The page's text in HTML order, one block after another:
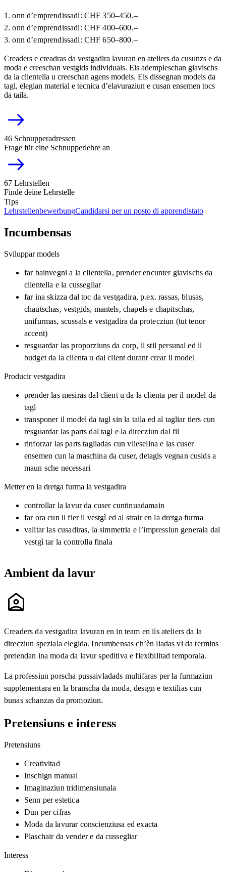
1. onn d’emprendissadi: CHF 350–450.–
2. onn d’emprendissadi: CHF 400–600.–
3. onn d’emprendissadi: CHF 650–800.–
Creaders e creadras da vestgadira lavuran en ateliers da cusunzs e da
moda e creeschan vestgids individuals. Els adempleschan giavischs
da la clientella u creeschan agens models. Els dissegnan models da
tagl, elegian material e tecnica d’elavuraziun e cusan ensemen tocs
da taila.
46 Schnupperadressen
Frage für eine Schnupperlehre an
67 Lehrstellen
Finde deine Lehrstelle
Tips
LehrstellenbewerbungCandidarsi per un posto di apprendistato
Incumbensas
Sviluppar models
far bainvegni a la clientella, prender encunter giavischs da
clientella e la cussegliar
far ina skizza dal toc da vestgadira, p.ex. rassas, blusas,
chautschas, vestgids, mantels, chapels e chapitschas,
unifurmas, scussals e vestgadira da protecziun (tut tenor
accent)
resguardar las proporziuns da corp, il stil persunal ed il
budget da la clienta u dal client durant crear il model
Producir vestgadira
prender las mesiras dal client u da la clienta per il model da
tagl
transponer il model da tagl sin la taila ed al tagliar tiers cun
resguardar las parts dal tagl e la direcziun dal fil
rinforzar las parts tagliadas cun vlieselina e las cuser
ensemen cun la maschina da cuser, detagls vegnan cusids a
maun sche necessari
Metter en la dretga furma la vestgadira
controllar la lavur da cuser cuntinuadamain
far ora cun il fier il vestgì ed al strair en la dretga furma
valitar las cusadiras, la simmetria e l’impressiun generala dal
vestgì tar la controlla finala
Ambient da lavur
Creaders da vestgadira lavuran en in team en ils ateliers da la
direcziun speziala elegida. Incumbensas ch’èn liadas vi da termins
pretendan ina moda da lavur speditiva e flexibilitad temporala.
La professiun porscha pussaivladads multifaras per la furmaziun
supplementara en la branscha da moda, design e textilias cun
bunas schanzas da promoziun.
Pretensiuns e interess
Pretensiuns
Creativitad
Inschign manual
Imaginaziun tridimensiunala
Senn per estetica
Dun per cifras
Moda da lavurar conscienziusa ed exacta
Plaschair da vender e da cussegliar
Interess